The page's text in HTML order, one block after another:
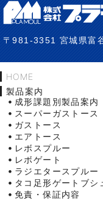
〒981-3351 宮城県富
HOME
製品案内
成形課題別製品案内
スーパーガストース
ガストース
エアトース
レボスプルー
レボゲート
ラジエタースプルー
タコ足形ゲートブシ
免責・保証内容